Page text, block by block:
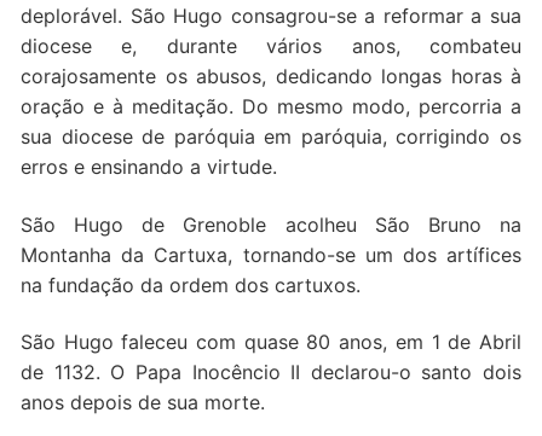
deplorável. São Hugo consagrou-se a reformar a sua
diocese e, durante vários anos, combateu
corajosamente os abusos, dedicando longas horas à
oração e à meditação. Do mesmo modo, percorria a
sua diocese de paróquia em paróquia, corrigindo os
erros e ensinando a virtude.
São Hugo de Grenoble acolheu São Bruno na
Montanha da Cartuxa, tornando-se um dos artífices
na fundação da ordem dos cartuxos.
São Hugo faleceu com quase 80 anos, em 1 de Abril
de 1132. O Papa Inocêncio II declarou-o santo dois
anos depois de sua morte.